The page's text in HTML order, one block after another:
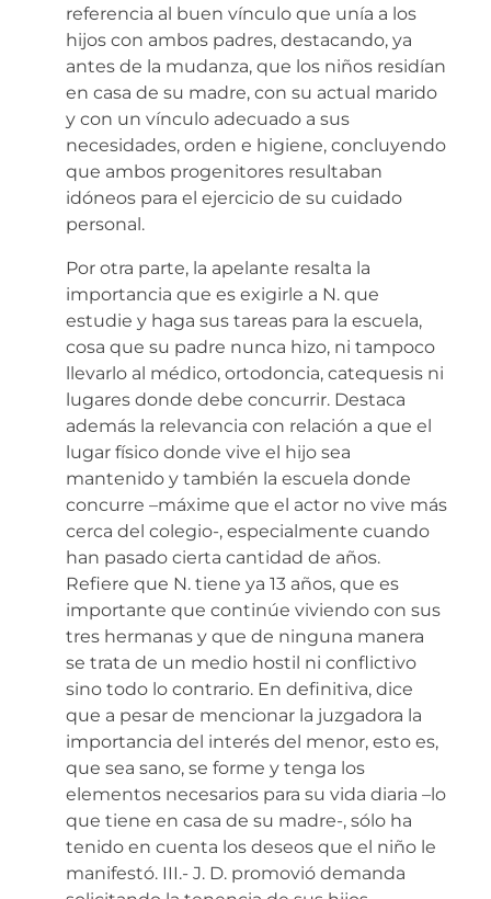
referencia al buen vínculo que unía a los
hijos con ambos padres, destacando, ya
antes de la mudanza, que los niños residían
en casa de su madre, con su actual marido
y con un vínculo adecuado a sus
necesidades, orden e higiene, concluyendo
que ambos progenitores resultaban
idóneos para el ejercicio de su cuidado
personal.
Por otra parte, la apelante resalta la
importancia que es exigirle a N. que
estudie y haga sus tareas para la escuela,
cosa que su padre nunca hizo, ni tampoco
llevarlo al médico, ortodoncia, catequesis ni
lugares donde debe concurrir. Destaca
además la relevancia con relación a que el
lugar físico donde vive el hijo sea
mantenido y también la escuela donde
concurre –máxime que el actor no vive más
cerca del colegio-, especialmente cuando
han pasado cierta cantidad de años.
Refiere que N. tiene ya 13 años, que es
importante que continúe viviendo con sus
tres hermanas y que de ninguna manera
se trata de un medio hostil ni conflictivo
sino todo lo contrario. En definitiva, dice
que a pesar de mencionar la juzgadora la
importancia del interés del menor, esto es,
que sea sano, se forme y tenga los
elementos necesarios para su vida diaria –lo
que tiene en casa de su madre-, sólo ha
tenido en cuenta los deseos que el niño le
manifestó. III.- J. D. promovió demanda